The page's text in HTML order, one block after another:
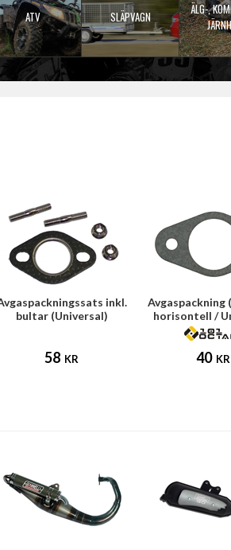
ATV SLÄPVAGN
ÄLG-,
inkl.
bultar (Universal)
58 KR
Avgaspackning
horisontell /
40 KR